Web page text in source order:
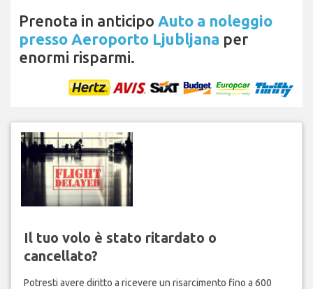
Prenota in anticipo Auto a noleggio
presso Aeroporto Ljubljana per
enormi risparmi.
Il tuo volo è stato ritardato o
cancellato?
Potresti avere diritto a ricevere un risarcimento fino a 600